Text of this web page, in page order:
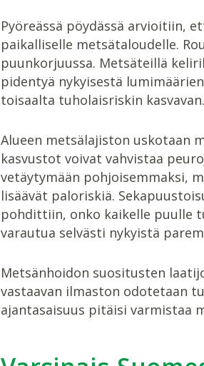
Pyöreässä pöydässä arvioitiin,
paikalliselle metsätaloudelle.
puunkorjuussa. Metsäteillä
pidentyä nykyisestä
toisaalta tuholaisriskin kasvavan.
Alueen metsälajiston uskotaan
kasvustot voivat vahvistaa
vetäytymään pohjoisemmaksi,
lisäävät paloriskiä.
pohdittiin, onko kaikelle puulle
varautua selvästi nykyistä
Metsänhoidon suositusten
vastaavan ilmaston odotetaan
ajantasaisuus pitäisi varmistaa